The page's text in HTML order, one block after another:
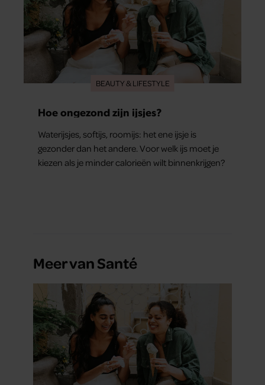
BEAUTY & LIFESTYLE
Hoe ongezond zijn ijsjes?
Waterijsjes, softijs, roomijs: het ene ijsje is
gezonder dan het andere. Voor welk ijs moet je
kiezen als je minder calorieën wilt binnenkrijgen?
Meer van Santé